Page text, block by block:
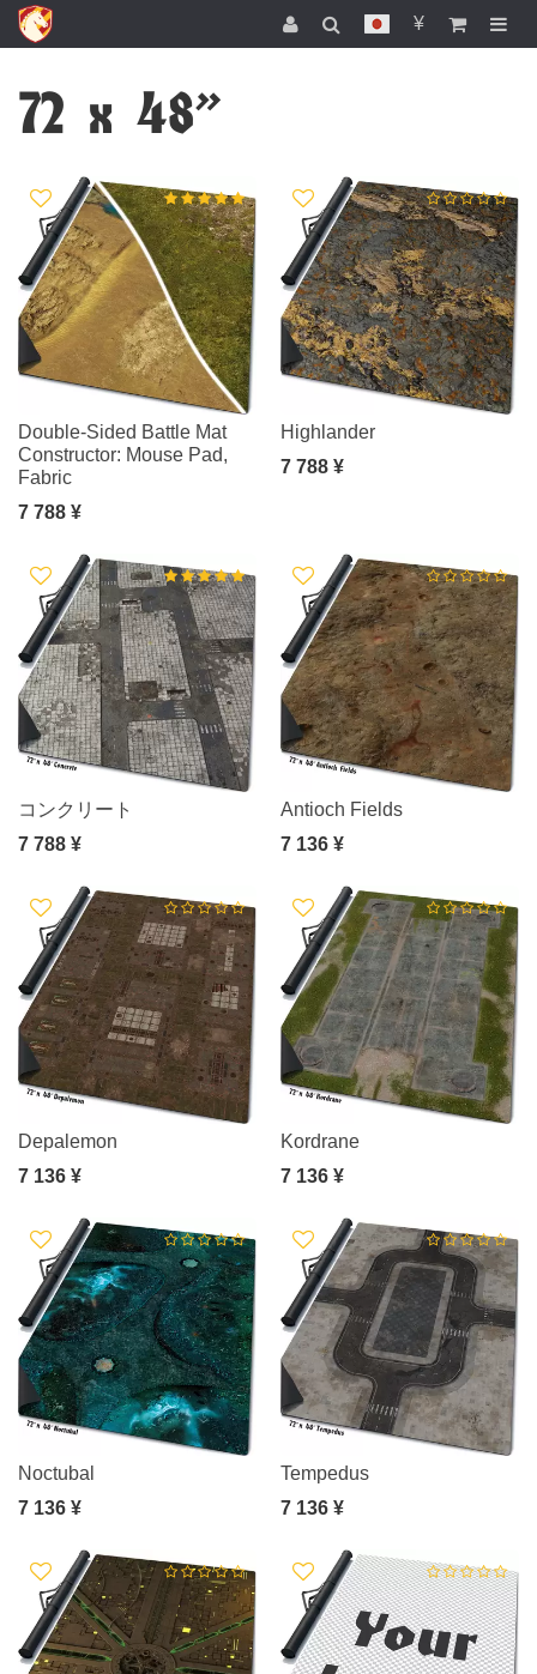
¥
72 x 48"
Double-Sided Battle Mat
Constructor: Mouse Pad,
Fabric
7 788 ¥
Highlander
7 788 ¥
コンクリート
7 788 ¥
Antioch Fields
7 136 ¥
Depalemon
7 136 ¥
Kordrane
7 136 ¥
Noctubal
7 136 ¥
Tempedus
7 136 ¥